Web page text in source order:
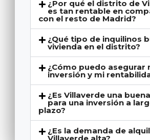
¿Por qué el distrito de
es tan rentable en
con el resto de Madrid?
¿Qué tipo de inquilinos
vivienda en el distrito?
¿Cómo puedo asegurar
inversión y mi
¿Es Villaverde una
para una inversión a
plazo?
¿Es la demanda de